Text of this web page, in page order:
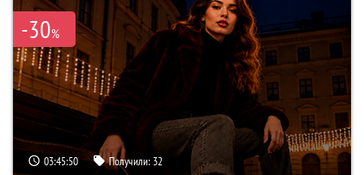
-30%
03:45:50 Получили: 32